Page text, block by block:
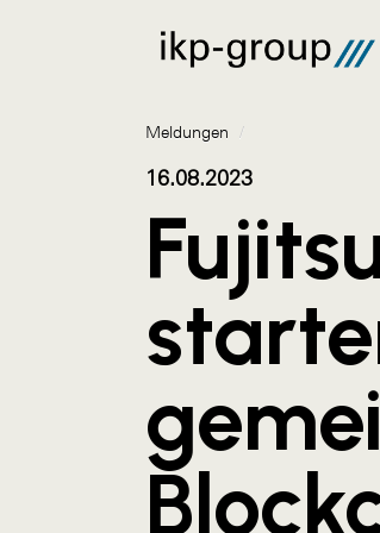
Meldungen /
16.08.2023